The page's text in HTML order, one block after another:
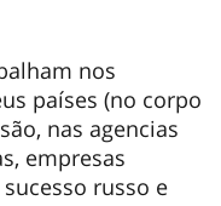
nos
países (no corpo
nas agencias
empresas
russo e